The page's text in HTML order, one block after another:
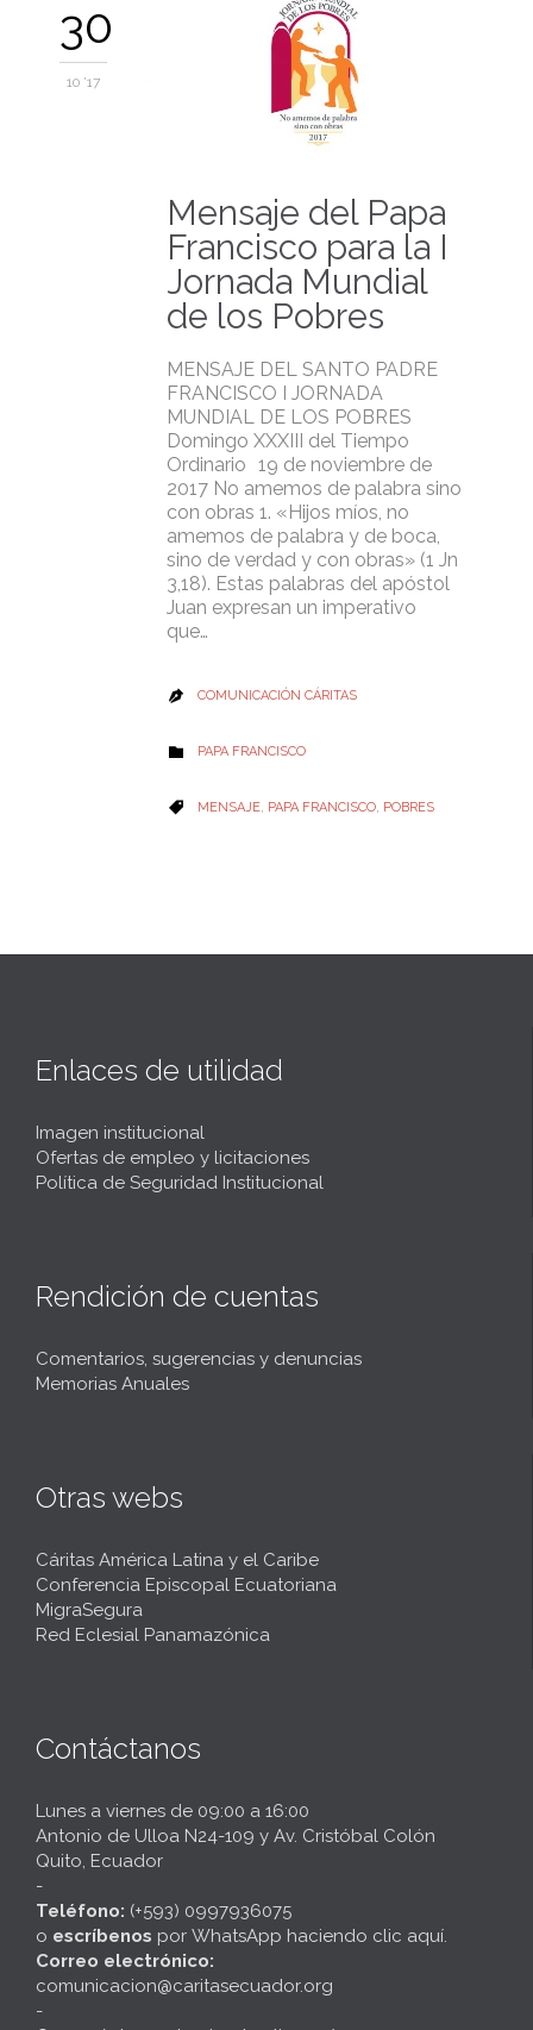
30
10 '17
Mensaje del Papa
Francisco para la I
Jornada Mundial
de los Pobres
MENSAJE DEL SANTO PADRE
FRANCISCO I JORNADA
MUNDIAL DE LOS POBRES
Domingo XXXIII del Tiempo
Ordinario 19 de noviembre de
2017 No amemos de palabra sino
con obras 1. «Hijos míos, no
amemos de palabra y de boca,
sino de verdad y con obras» (1 Jn
3,18). Estas palabras del apóstol
Juan expresan un imperativo
que…
 COMUNICACIÓN CÁRITAS
 CATEGORY
PAPA FRANCISCO
 CATEGORY
MENSAJE, PAPA FRANCISCO, POBRES
Enlaces de utilidad
Imagen institucional
Ofertas de empleo y licitaciones
Política de Seguridad Institucional
Rendición de cuentas
Comentarios, sugerencias y denuncias
Memorias Anuales
Otras webs
Cáritas América Latina y el Caribe
Conferencia Episcopal Ecuatoriana
MigraSegura
Red Eclesial Panamazónica
Contáctanos
Lunes a viernes de 09:00 a 16:00
Antonio de Ulloa N24-109 y Av. Cristóbal Colón
Quito, Ecuador
-
Teléfono: (+593) 0997936075
o escríbenos por WhatsApp haciendo clic aquí.
Correo electrónico:
comunicacion@caritasecuador.org
-